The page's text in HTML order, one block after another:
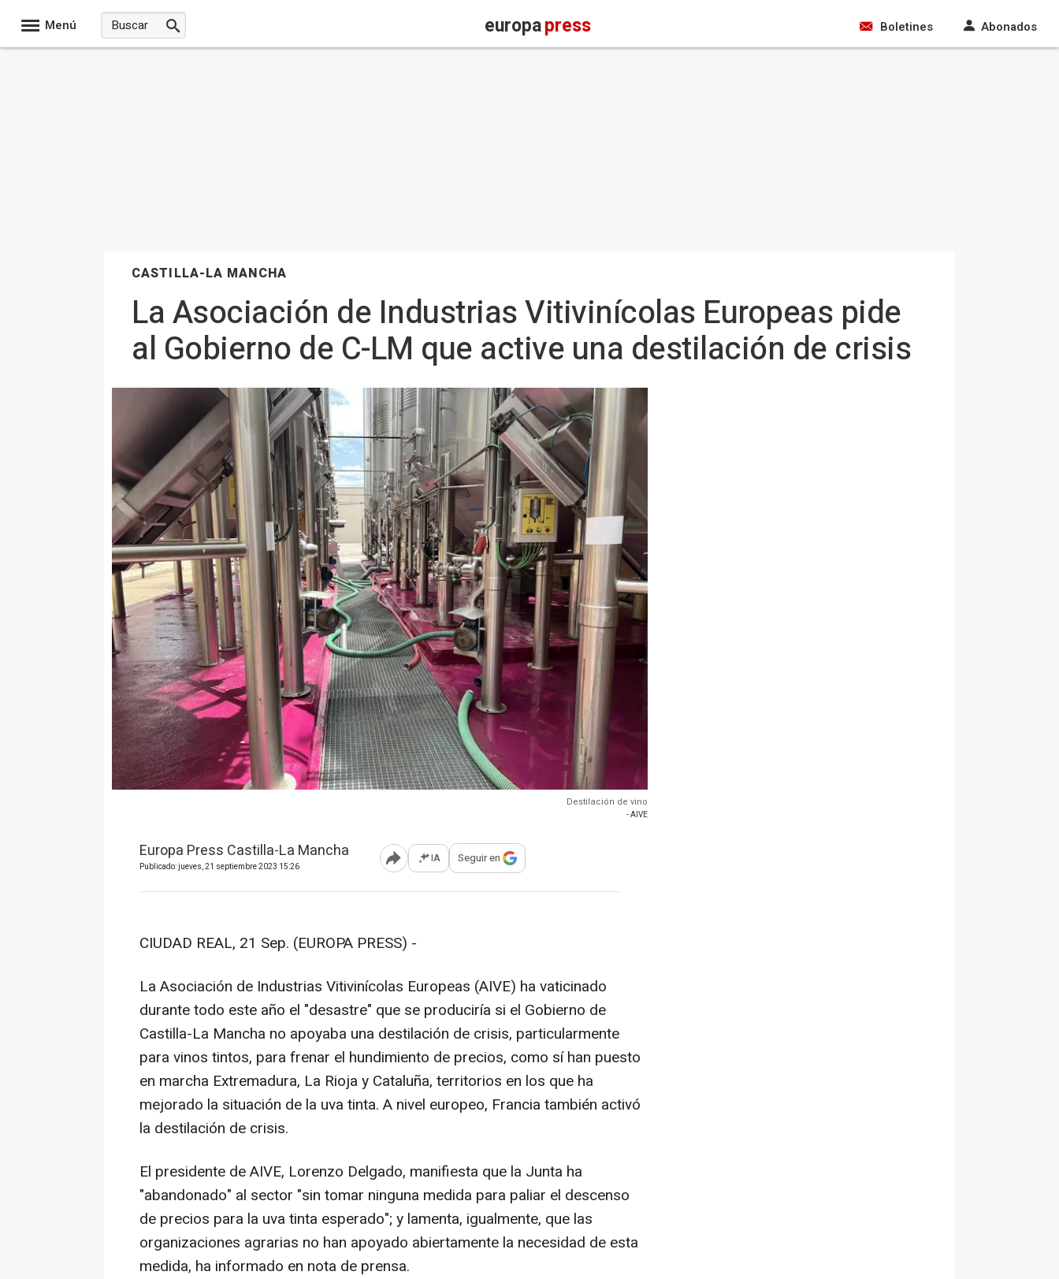
Menú europapress Boletines Abonados
CASTILLA-LA MANCHA
La Asociación de Industrias Vitivinícolas Europeas pide
al Gobierno de C-LM que active una destilación de crisis
Destilación de vino
- AIVE
Europa Press Castilla-La Mancha
Publicado: jueves, 21 septiembre 2023 15:26 Abrir opciones para compartir
IA Seguir en
CIUDAD REAL, 21 Sep. (EUROPA PRESS) -
La Asociación de Industrias Vitivinícolas Europeas (AIVE) ha vaticinado
durante todo este año el "desastre" que se produciría si el Gobierno de
Castilla-La Mancha no apoyaba una destilación de crisis, particularmente
para vinos tintos, para frenar el hundimiento de precios, como sí han puesto
en marcha Extremadura, La Rioja y Cataluña, territorios en los que ha
mejorado la situación de la uva tinta. A nivel europeo, Francia también activó
la destilación de crisis.
El presidente de AIVE, Lorenzo Delgado, manifiesta que la Junta ha
"abandonado" al sector "sin tomar ninguna medida para paliar el descenso
de precios para la uva tinta esperado"; y lamenta, igualmente, que las
organizaciones agrarias no han apoyado abiertamente la necesidad de esta
medida, ha informado en nota de prensa.